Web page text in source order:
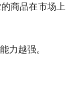
商品在市场上
力越强。